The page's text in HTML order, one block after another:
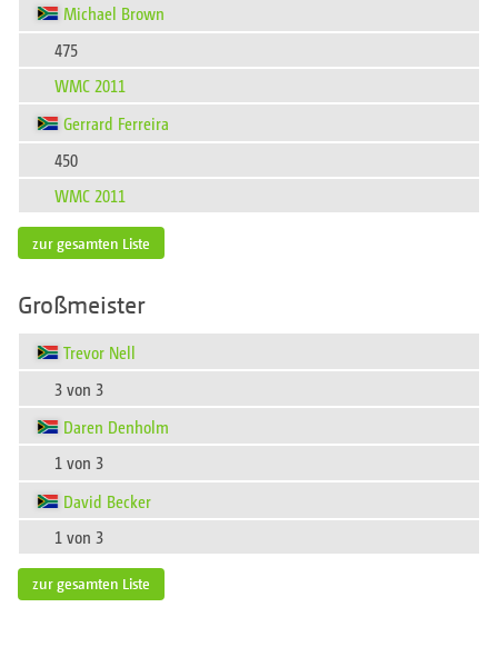
Michael Brown
475
WMC 2011
Gerrard Ferreira
450
WMC 2011
zur gesamten Liste
Großmeister
Trevor Nell
3 von 3
Daren Denholm
1 von 3
David Becker
1 von 3
zur gesamten Liste